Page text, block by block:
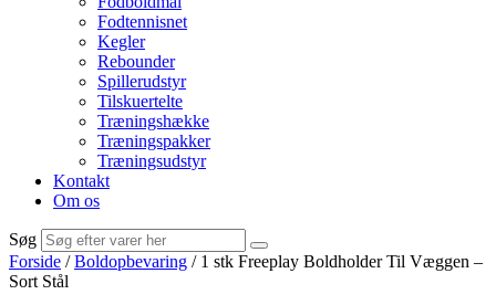
Fodtennisnet
Kegler
Rebounder
Spillerudstyr
Tilskuertelte
Træningshække
Træningspakker
Træningsudstyr
Kontakt
Om os
Søg
Forside /Boldopbevaring / 1 stk Freeplay Boldholder Til Væggen –
Sort Stål